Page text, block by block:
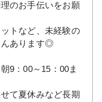
のお手伝いをお願
トなど、未経験の
んあります◎
9：00～15：00ま
て夏休みなど長期